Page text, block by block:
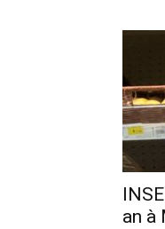
an à